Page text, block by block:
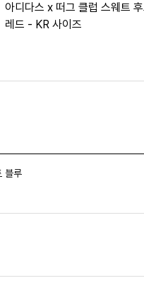
아디다스 x 떠그 클럽 스웨트
레드 - KR 사이즈
블루